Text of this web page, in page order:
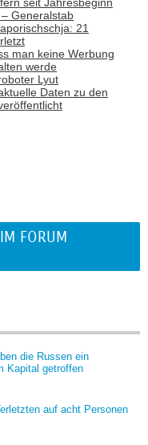
Generalstab
21
man keine Werbung
werde
Lyut
Daten zu den
FORUM
die Russen ein
Kapital getroffen
auf acht Personen